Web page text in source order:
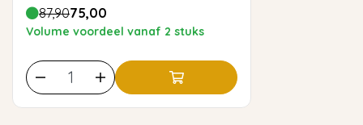
87,9075,00
Volume voordeel vanaf 2 stuks